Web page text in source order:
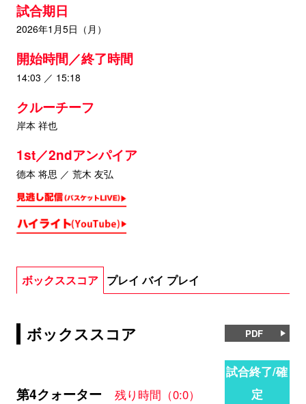
試合期日
2026年1月5日（月）
開始時間／終了時間
14:03 ／ 15:18
クルーチーフ
岸本 祥也
1st／2ndアンパイア
德本 将思 ／ 荒木 友弘
ボックススコア プレイ バイ プレイ
ボックススコア PDF
第4クォーター 残り時間（0:0）
試合終了/確
定